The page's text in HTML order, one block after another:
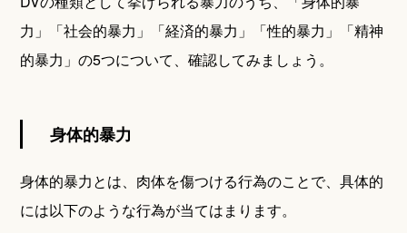
力」「社会的暴力」「経済的暴力」「性的暴力」「精神
的暴力」の5つについて、確認してみましょう。
身体的暴力
身体的暴力とは、肉体を傷つける行為のことで、具体的
には以下のような行為が当てはまります。